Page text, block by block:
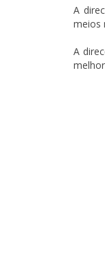
A
meios
A